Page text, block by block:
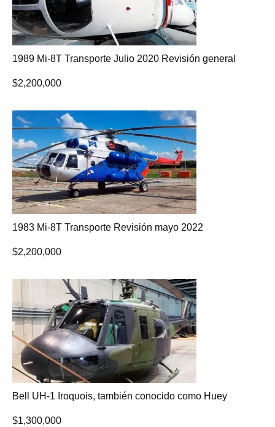
1989 Mi-8T Transporte Julio 2020 Revisión general
$2,200,000
1983 Mi-8T Transporte Revisión mayo 2022
$2,200,000
Bell UH-1 Iroquois, también conocido como Huey
$1,300,000